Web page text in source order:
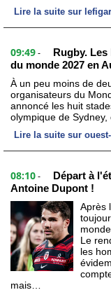
Lire la suite sur
09:49 -
Rugby.
du monde 2027 en
À un peu moins de
organisateurs du
annoncé les huit
olympique de Sydney,
Lire la suite sur
08:10 -
Départ à
Antoine Dupont !
Après
Le
les
mais…